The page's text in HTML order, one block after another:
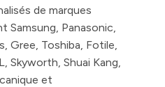
de marques
Samsung, Panasonic,
Gree, Toshiba, Fotile,
Skyworth, Shuai Kang,
et